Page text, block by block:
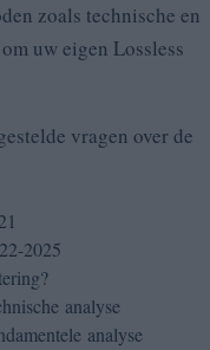
zoals technische en
uw eigen Lossless
vragen over de
2025
analyse
analyse